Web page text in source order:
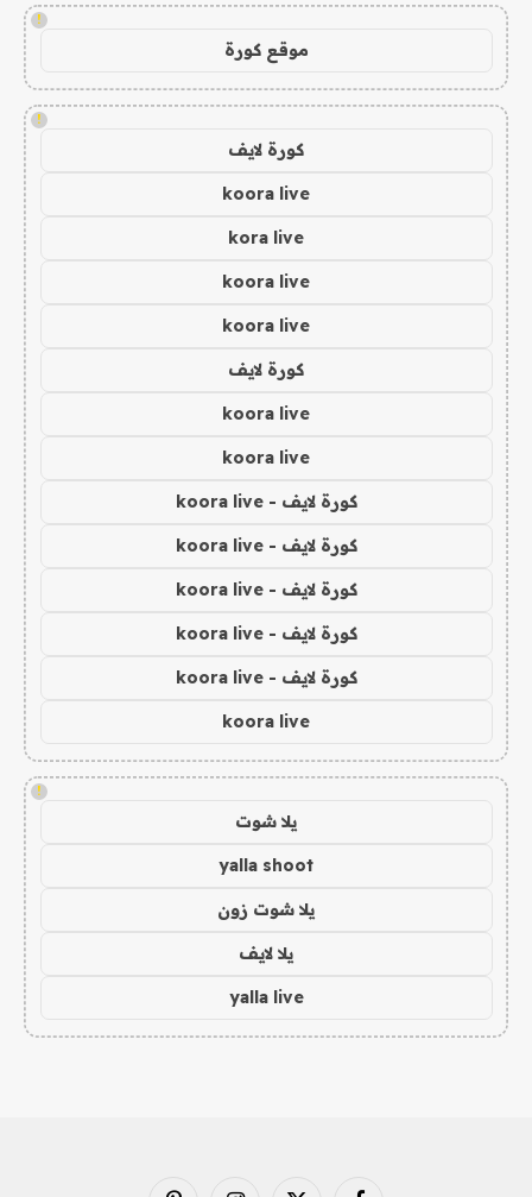
!
موقع كورة
!
كورة لايف
koora live
kora live
koora live
koora live
كورة لايف
koora live
koora live
كورة لايف - koora live
كورة لايف - koora live
كورة لايف - koora live
كورة لايف - koora live
كورة لايف - koora live
koora live
!
يلا شوت
yalla shoot
يلا شوت زون
يلا لايف
yalla live